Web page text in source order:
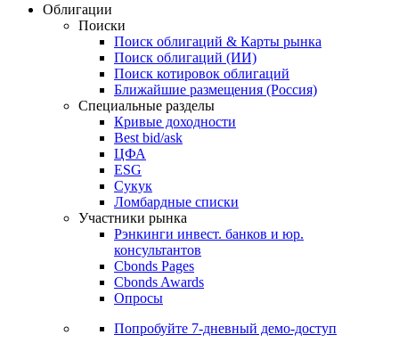
Облигации
Поиски
Поиск облигаций & Карты рынка
Поиск облигаций (ИИ)
Поиск котировок облигаций
Ближайшие размещения (Россия)
Специальные разделы
Кривые доходности
Best bid/ask
ЦФА
ESG
Сукук
Ломбардные списки
Участники рынка
Рэнкинги инвест. банков и юр.
консультантов
Cbonds Pages
Cbonds Awards
Опросы
Попробуйте 7-дневный демо-доступ